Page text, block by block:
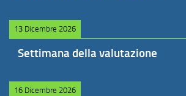
13 Dicembre 2026
Settimana della valutazione
16 Dicembre 2026